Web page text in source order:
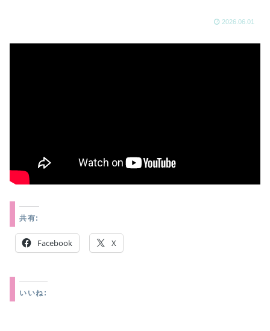
2026.06.01
共有:
Facebook X
いいね: